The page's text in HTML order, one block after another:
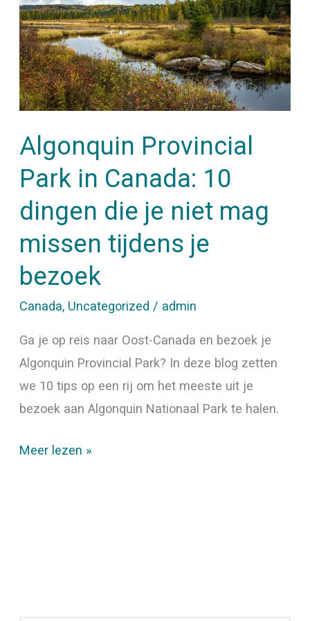
Algonquin Provincial
Park in Canada: 10
dingen die je niet mag
missen tijdens je
bezoek
Canada, Uncategorized / admin
Ga je op reis naar Oost-Canada en bezoek je
Algonquin Provincial Park? In deze blog zetten
we 10 tips op een rij om het meeste uit je
bezoek aan Algonquin Nationaal Park te halen.
Park
in
Canada:
10
dingen
je
niet
mag
missen
tijdens
bezoek
Meer lezen »